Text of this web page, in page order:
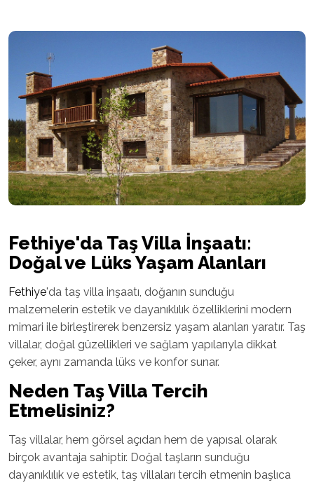
Fethiye'da Taş Villa İnşaatı:
Doğal ve Lüks Yaşam Alanları
Fethiye'da taş villa inşaatı, doğanın sunduğu
malzemelerin estetik ve dayanıklılık özelliklerini modern
mimari ile birleştirerek benzersiz yaşam alanları yaratır. Taş
villalar, doğal güzellikleri ve sağlam yapılarıyla dikkat
çeker, aynı zamanda lüks ve konfor sunar.
Neden Taş Villa Tercih
Etmelisiniz?
Taş villalar, hem görsel açıdan hem de yapısal olarak
birçok avantaja sahiptir. Doğal taşların sunduğu
dayanıklılık ve estetik, taş villaları tercih etmenin başlıca